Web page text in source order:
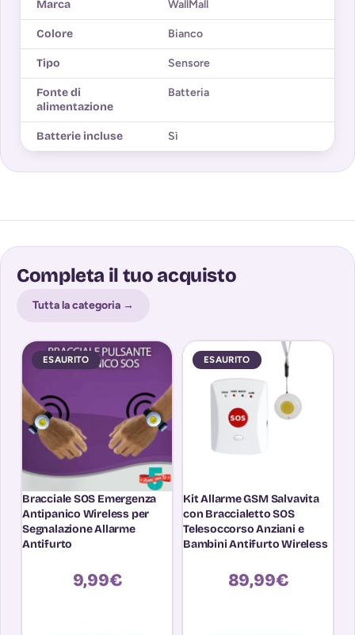
Marca WallMall
Colore Bianco
Tipo Sensore
Fonte di
alimentazione
Batteria
Batterie incluse Sì
Completa il tuo acquisto
Tutta la categoria →
ESAURITO
Bracciale SOS Emergenza
Antipanico Wireless per
Segnalazione Allarme
Antifurto
9,99€
ESAURITO
Kit Allarme GSM Salvavita
con Braccialetto SOS
Telesoccorso Anziani e
Bambini Antifurto Wireless
89,99€